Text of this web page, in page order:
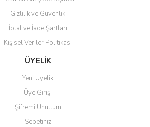
Gizlilik ve Güvenlik
İptal ve İade Şartları
Kişisel Veriler Politikası
ÜYELİK
Yeni Üyelik
Üye Girişi
Şifremi Unuttum
Sepetiniz